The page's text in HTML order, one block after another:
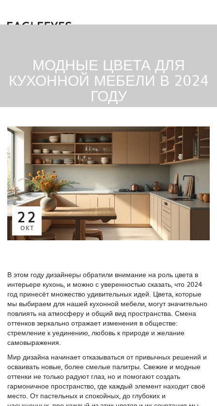
МОДНЫЕ ЦВЕТА ДЛЯ
КУХОННОЙ МЕБЕЛИ В 2024
ГОДУ
22
ОКТ
В этом году дизайнеры обратили внимание на роль цвета в
интерьере кухонь, и можно с уверенностью сказать, что 2024
год принесёт множество удивительных идей. Цвета, которые
мы выбираем для нашей кухонной мебели, могут значительно
повлиять на атмосферу и общий вид пространства. Смена
оттенков зеркально отражает изменения в обществе:
стремление к уединению, любовь к природе и желание
самовыражения.
Мир дизайна начинает отказываться от привычных решений и
осваивать новые, более смелые палитры. Свежие и модные
оттенки не только радуют глаз, но и помогают создать
гармоничное пространство, где каждый элемент находит своё
место. От пастельных и спокойных, до глубоких и